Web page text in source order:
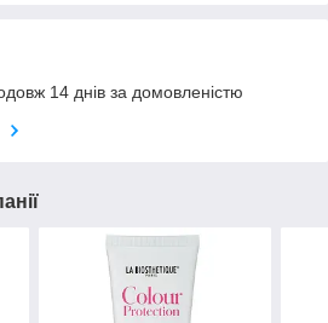
14 днів за домовленістю